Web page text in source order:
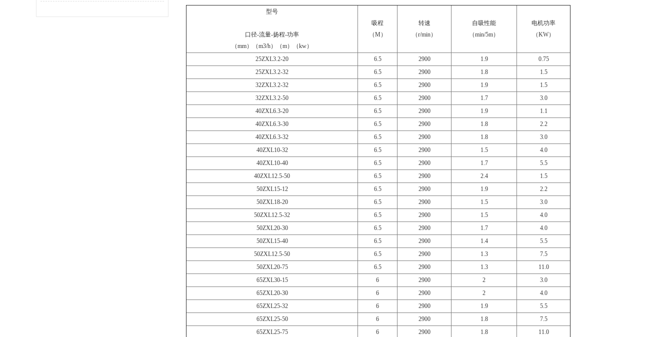
型号
口径-流量-扬程-功率
（mm）（m3/h）（m）（kw）
吸程
（M）
转速
（r/min）
自吸性能
（min/5m）
电机功率
（KW）
25ZXL3.2-20 6.5 2900 1.9
0.75
25ZXL3.2-32
6.5 2900 1.8
1.5
32ZXL3.2-32
6.5 2900 1.9
1.5
32ZXL3.2-50
6.5 2900 1.7
3.0
40ZXL6.3-20
6.5 2900 1.9
1.1
40ZXL6.3-30
6.5 2900 1.8
2.2
40ZXL6.3-32
6.5 2900 1.8
3.0
40ZXL10-32
6.5 2900 1.5
4.0
40ZXL10-40
6.5 2900 1.7
5.5
40ZXL12.5-50
6.5 2900 2.4
1.5
50ZXL15-12
6.5 2900 1.9
2.2
50ZXL18-20
6.5 2900 1.5
3.0
50ZXL12.5-32
6.5 2900 1.5
4.0
50ZXL20-30
6.5 2900 1.7
4.0
50ZXL15-40
6.5 2900 1.4
5.5
50ZXL12.5-50
6.5 2900 1.3
7.5
50ZXL20-75
6.5 2900 1.3
11.0
65ZXL30-15
6 2900 2
3.0
65ZXL20-30
6 2900 2
4.0
65ZXL25-32
6 2900 1.9
5.5
65ZXL25-50
6 2900 1.8
7.5
65ZXL25-75
6 2900 1.8
11.0